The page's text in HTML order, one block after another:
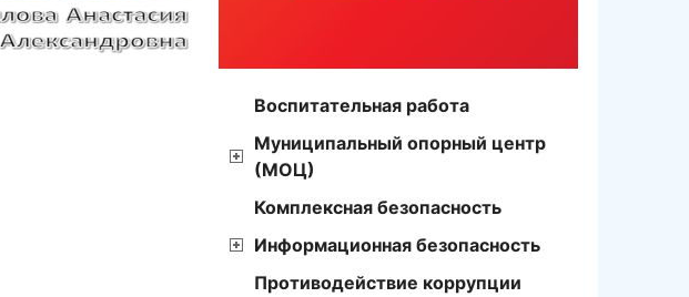
Воспитательная работа
Муниципальный опорный центр
(МОЦ)
Комплексная безопасность
Информационная безопасность
Противодействие коррупции